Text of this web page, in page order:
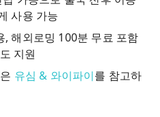
사용 가능
, 해외로밍 100분 무료 포함
지원
유심 & 와이파이를 참고하